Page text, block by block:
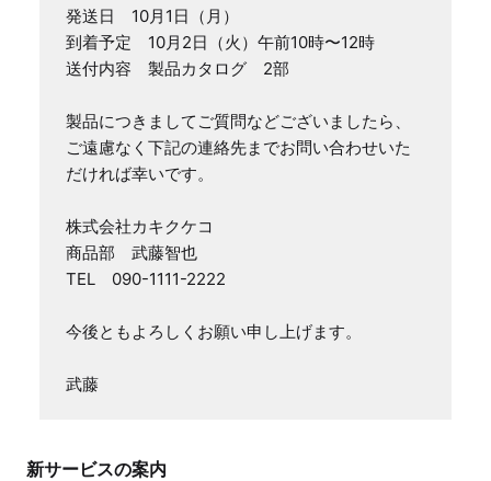
発送日　10月1日（月）
到着予定　10月2日（火）午前10時〜12時
送付内容　製品カタログ　2部
製品につきましてご質問などございましたら、
ご遠慮なく下記の連絡先までお問い合わせいた
だければ幸いです。
株式会社カキクケコ
商品部　武藤智也
TEL　090-1111-2222
今後ともよろしくお願い申し上げます。
武藤
新サービスの案内